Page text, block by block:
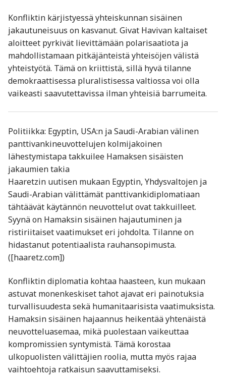
Konfliktin kärjistyessä yhteiskunnan sisäinen
jakautuneisuus on kasvanut. Givat Havivan kaltaiset
aloitteet pyrkivät lievittämään polarisaatiota ja
mahdollistamaan pitkäjänteistä yhteisöjen välistä
yhteistyötä. Tämä on kriittistä, sillä hyvä tilanne
demokraattisessa pluralistisessa valtiossa voi olla
vaikeasti saavutettavissa ilman yhteisiä barrumeita.
Politiikka: Egyptin, USA:n ja Saudi-Arabian välinen
panttivankineuvottelujen kolmijakoinen
lähestymistapa takkuilee Hamaksen sisäisten
jakaumien takia
Haaretzin uutisen mukaan Egyptin, Yhdysvaltojen ja
Saudi-Arabian välittämät panttivankidiplomatiaan
tähtäävät käytännön neuvottelut ovat takkuilleet.
Syynä on Hamaksin sisäinen hajautuminen ja
ristiriitaiset vaatimukset eri johdolta. Tilanne on
hidastanut potentiaalista rauhansopimusta.
([haaretz.com])
Konfliktin diplomatia kohtaa haasteen, kun mukaan
astuvat monenkeskiset tahot ajavat eri painotuksia
turvallisuudesta sekä humanitaarisista vaatimuksista.
Hamaksin sisäinen hajaannus heikentää yhtenäistä
neuvotteluasemaa, mikä puolestaan vaikeuttaa
kompromissien syntymistä. Tämä korostaa
ulkopuolisten välittäjien roolia, mutta myös rajaa
vaihtoehtoja ratkaisun saavuttamiseksi.